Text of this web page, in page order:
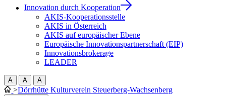
Innovation durch Kooperation
AKIS-Kooperationsstelle
AKIS in Österreich
AKIS auf europäischer Ebene
Europäische Innovationspartnerschaft (EIP)
Innovationsbrokerage
LEADER
A A A
>Dörrhütte Kulturverein Steuerberg-Wachsenberg